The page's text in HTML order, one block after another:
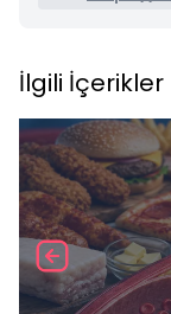
İlgili İçerikler